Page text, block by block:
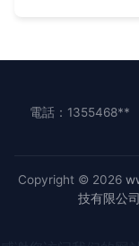
電話：1355468**
Copyright © 2026
技有限公司